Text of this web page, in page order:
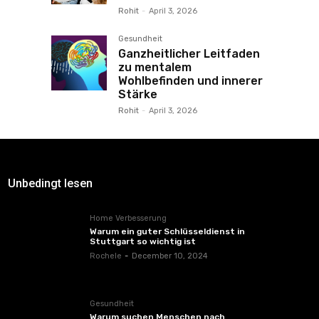
Rohit - April 3, 2026
Gesundheit
Ganzheitlicher Leitfaden
zu mentalem
Wohlbefinden und innerer
Stärke
Rohit - April 3, 2026
Unbedingt lesen
Home Verbesserung
Warum ein guter Schlüsseldienst in
Stuttgart so wichtig ist
Rochele - December 10, 2024
Gesundheit
Warum suchen Menschen nach